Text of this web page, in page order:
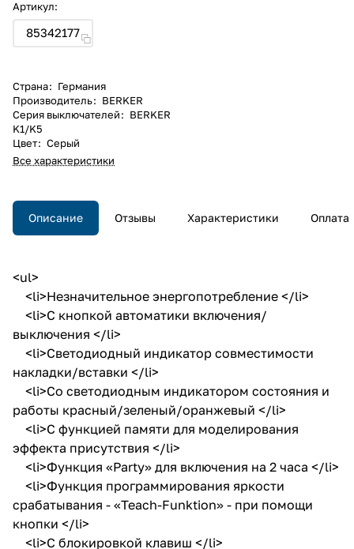
Артикул:
85342177
Страна: Германия
Производитель: BERKER
Серия выключателей: BERKER
K1/K5
Цвет: Серый
Все характеристики
Описание Отзывы Характеристики Оплата
<ul>
<li>Незначительное энергопотребление </li>
<li>С кнопкой автоматики включения/
выключения </li>
<li>Светодиодный индикатор совместимости
накладки/вставки </li>
<li>Со светодиодным индикатором состояния и
работы красный/зеленый/оранжевый </li>
<li>С функцией памяти для моделирования
эффекта присутствия </li>
<li>Функция «Party» для включения на 2 часа </li>
<li>Функция программирования яркости
срабатывания - «Teach-Funktion» - при помощи
кнопки </li>
<li>С блокировкой клавиш </li>